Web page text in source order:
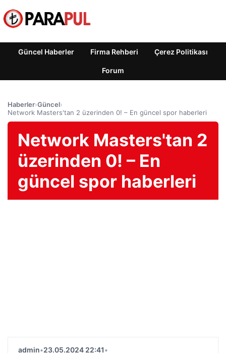
Güncel Haberler Firma Rehberi Çerez Politikası
Forum
Haberler›Güncel›
Network Masters'tan 2 üzerinden 0! – En güncel spor haberleri
Network Masters'tan 2
üzerinden 0! – En
güncel spor haberleri
admin•23.05.2024 22:41•